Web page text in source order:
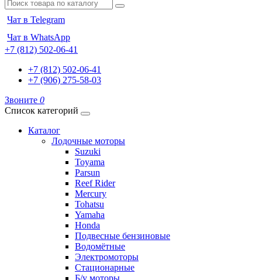
Чат в Telegram
Чат в WhatsApp
+7 (812) 502-06-41
+7 (812) 502-06-41
+7 (906) 275-58-03
Звоните 0
Список категорий
Каталог
Лодочные моторы
Suzuki
Toyama
Parsun
Reef Rider
Mercury
Tohatsu
Yamaha
Honda
Подвесные бензиновые
Водомётные
Электромоторы
Стационарные
Б/у моторы